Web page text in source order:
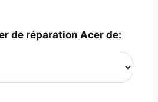
de réparation Acer de: